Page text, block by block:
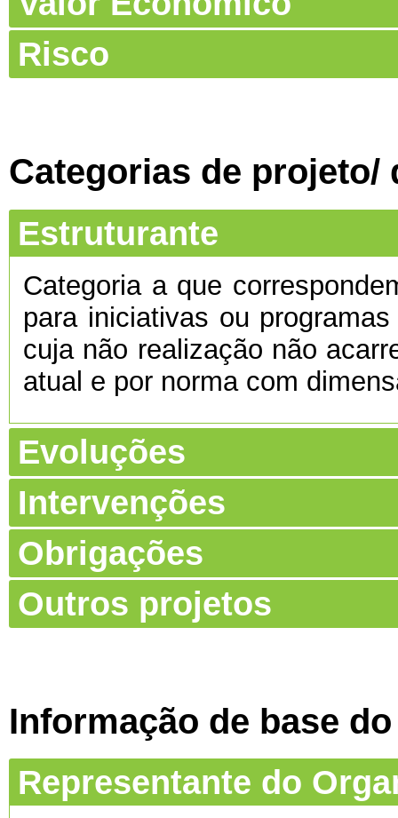
Risco
Categorias de projeto/
Estruturante
Categoria a que
para iniciativas ou
cuja não realização não
atual e por norma com
Evoluções
Intervenções
Obrigações
Outros projetos
Informação de base
Representante do